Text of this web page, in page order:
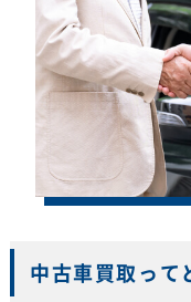
中古車買取って